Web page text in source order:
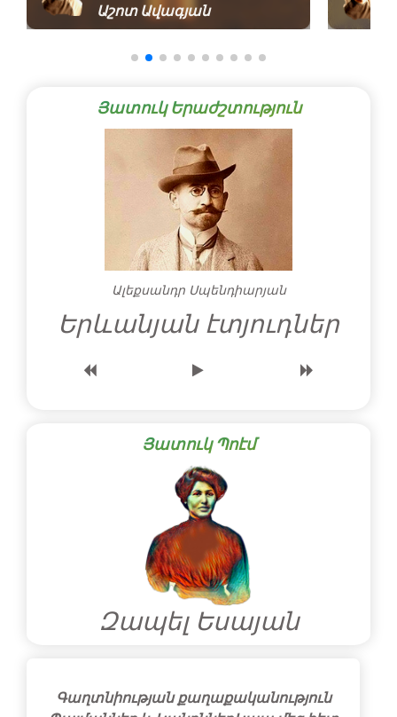
Աշոտ Ավագյան
Յատուկ Երաժշտություն
Ալեքսանդր Սպենդիարյան
Երևանյան էտյուդներ
Յատուկ Պոէմ
Զապել Եսայան
Գաղտնիության քաղաքականություն